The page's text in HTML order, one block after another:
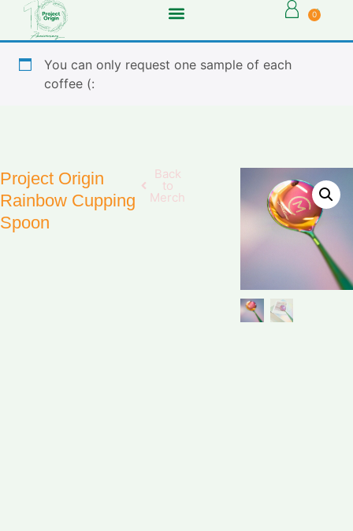
0
You can only request one sample of each
coffee (:
Project Origin
Rainbow Cupping
Spoon
Back
to
Merch